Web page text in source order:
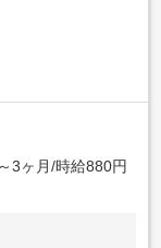
3ヶ月/時給880円